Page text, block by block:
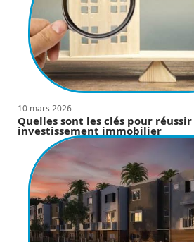
10 mars 2026
Quelles sont les clés pour
investissement immobilier